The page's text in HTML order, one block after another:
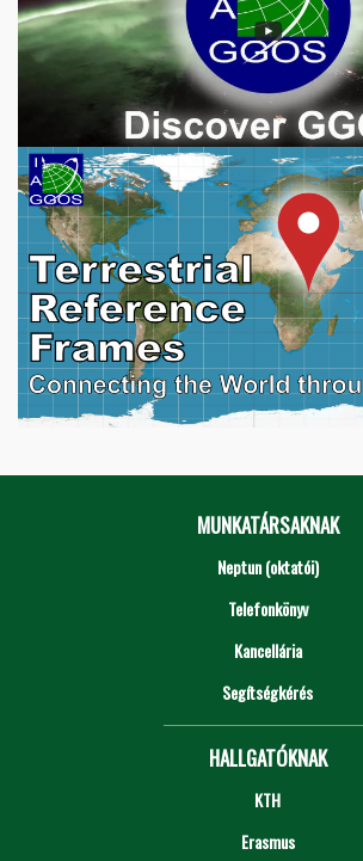
MUNKATÁRSAKNAK
Neptun (oktatói)
Telefonkönyv
Kancellária
Segítségkérés
HALLGATÓKNAK
KTH
Erasmus